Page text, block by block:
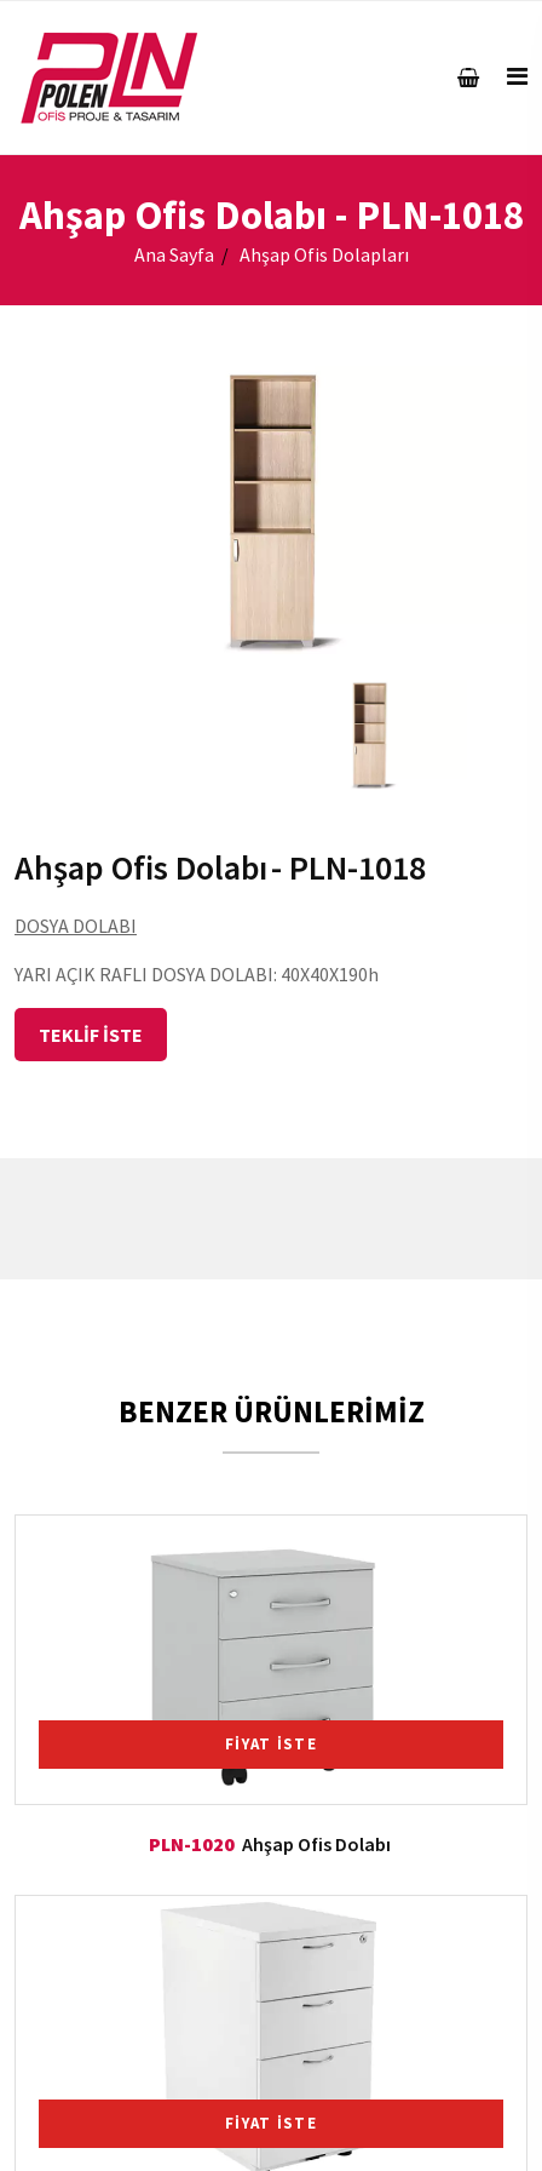
Ahşap Ofis Dolabı - PLN-1018
Ana Sayfa Ahşap Ofis Dolapları
Ahşap Ofis Dolabı- PLN-1018
DOSYA DOLABI
YARI AÇIK RAFLI DOSYA DOLABI: 40X40X190h
TEKLİF İSTE
BENZER ÜRÜNLERİMİZ
FİYAT İSTE
PLN-1020 Ahşap Ofis Dolabı
FİYAT İSTE